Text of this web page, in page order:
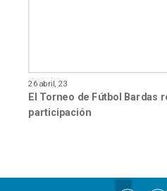
26 abril, 23
El Torneo de Fútbol Bardas
participación